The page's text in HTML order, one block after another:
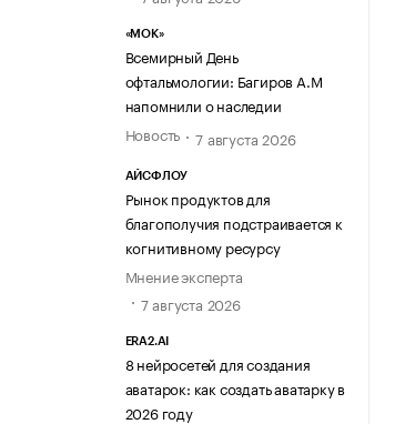
«МОК»
Всемирный День
офтальмологии: Багиров А.М
напомнили о наследии
Новость
7 августа 2026
АЙСФЛОУ
Рынок продуктов для
благополучия подстраивается к
когнитивному ресурсу
Мнение эксперта
7 августа 2026
ERA2.AI
8 нейросетей для создания
аватарок: как создать аватарку в
2026 году